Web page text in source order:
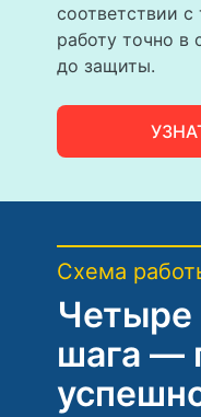
соответствии
работу точно в
до защиты.
Схема
Четыре
шага —